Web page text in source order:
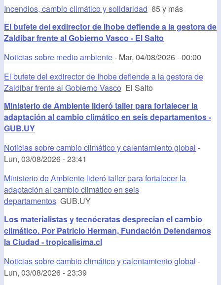
Incendios, cambio climático y solidaridad 65 y más
El bufete del exdirector de Ihobe defiende a la gestora de
Zaldibar frente al Gobierno Vasco - El Salto
Noticias sobre medio ambiente- Mar, 04/08/2026 - 00:00
El bufete del exdirector de Ihobe defiende a la gestora de
Zaldibar frente al Gobierno Vasco El Salto
Ministerio de Ambiente lideró taller para fortalecer la
adaptación al cambio climático en seis departamentos -
GUB.UY
Noticias sobre cambio climático y calentamiento global -
Lun, 03/08/2026 - 23:41
Ministerio de Ambiente lideró taller para fortalecer la
adaptación al cambio climático en seis
departamentos GUB.UY
Los materialistas y tecnócratas desprecian el cambio
climático. Por Patricio Herman, Fundación Defendamos
la Ciudad - tropicalisima.cl
Noticias sobre cambio climático y calentamiento global -
Lun, 03/08/2026 - 23:39